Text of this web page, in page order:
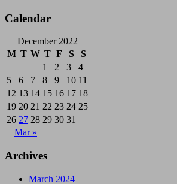
Calendar
December 2022
M T W T F S
S
1
2 3
4
5
6 7 8 9 10 11
12 13 14 15 16 17 18
19 20 21 22 23 24 25
26 27 28 29 30 31
Mar »
Archives
March 2024